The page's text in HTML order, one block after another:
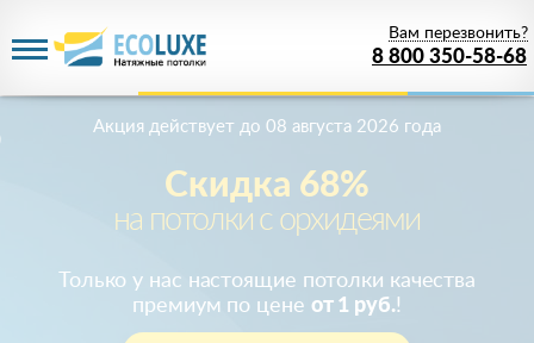
8 800 350-58-68
Вам перезвонить?
Скидка 68%
на потолки с орхидеями
Акция действует до 08 августа 2026 года
Только у нас настоящие потолки качества
премиум по цене от 1 руб.!